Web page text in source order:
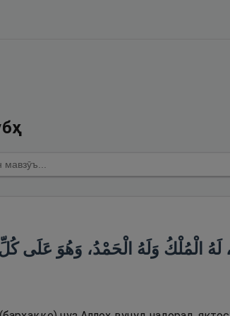
لَهُ الْمُلْكُ وَلَهُ الْحَمْدُ، وَهُوَ عَلَى